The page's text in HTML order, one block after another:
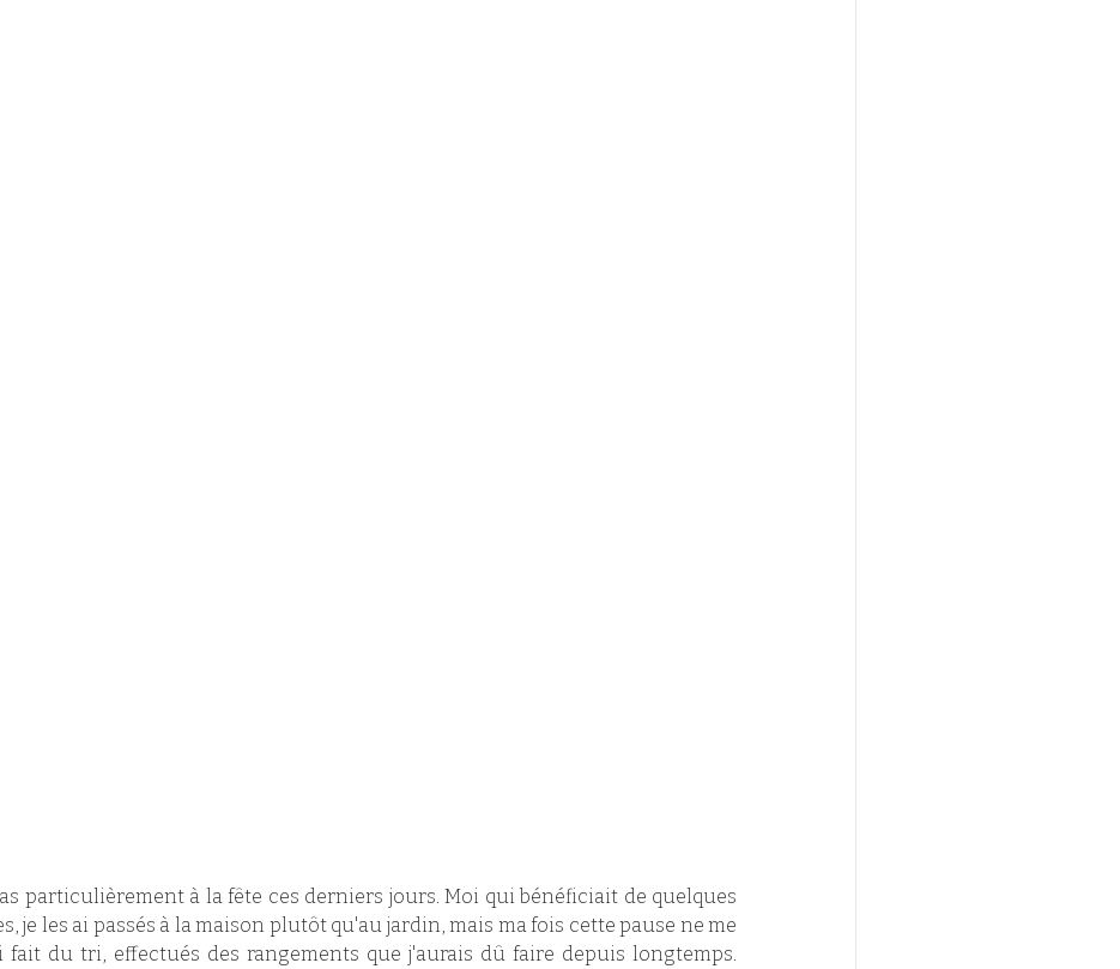
particulièrement à la fête ces derniers jours. Moi qui bénéficiait de quelques
je les ai passés à la maison plutôt qu'au jardin, mais ma fois cette pause ne me
fait du tri, effectués des rangements que j'aurais dû faire depuis longtemps.